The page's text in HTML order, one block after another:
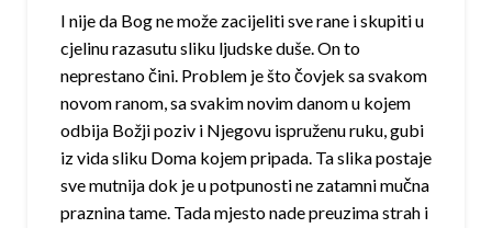
I nije da Bog ne može zacijeliti sve rane i skupiti u
cjelinu razasutu sliku ljudske duše. On to
neprestano čini. Problem je što čovjek sa svakom
novom ranom, sa svakim novim danom u kojem
odbija Božji poziv i Njegovu ispruženu ruku, gubi
iz vida sliku Doma kojem pripada. Ta slika postaje
sve mutnija dok je u potpunosti ne zatamni mučna
praznina tame. Tada mjesto nade preuzima strah i